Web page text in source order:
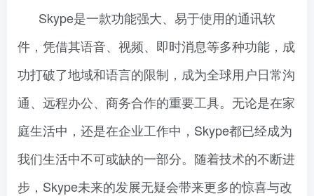
Skype是一款功能强大、易于使用的通讯软
件，凭借其语音、视频、即时消息等多种功能，成
功打破了地域和语言的限制，成为全球用户日常沟
通、远程办公、商务合作的重要工具。无论是在家
庭生活中，还是在企业工作中，Skype都已经成为
我们生活中不可或缺的一部分。随着技术的不断进
步，Skype未来的发展无疑会带来更多的惊喜与改